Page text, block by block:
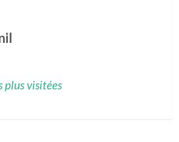
plus visitées